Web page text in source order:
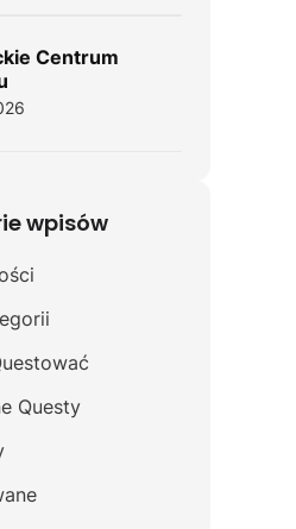
Centrum
wpisów
Questy